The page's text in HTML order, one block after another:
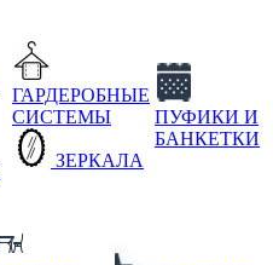
ГАРДЕРОБНЫЕ
СИСТЕМЫ
ЗЕРКАЛА
ПУФИКИ И
БАНКЕТКИ